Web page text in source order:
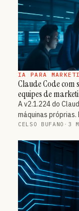
IA PARA
Claude Code
equipes de
A v2.1.224 do
máquinas
CELSO BUFANO · 3